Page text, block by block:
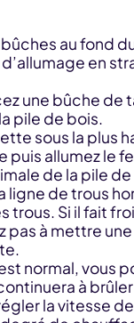
au fond
en
une bûche de
pile de bois.
sous la plus
puis allumez le
de la pile
ligne de trous
trous. Si il fait
pas à mettre
normal, vous
à
la vitesse